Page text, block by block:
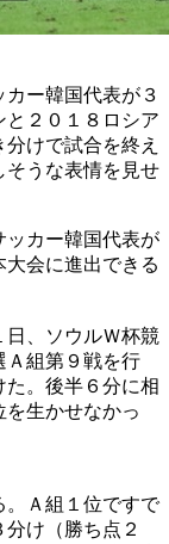
ー韓国代表が３
と２０１８ロシア
けで試合を終え
そうな表情を見せ
ッカー韓国代表が
大会に進出できる
、ソウルＷ杯競
Ａ組第９戦を行
た。後半６分に相
生かせなかっ
。Ａ組１位ですで
け（勝ち点２